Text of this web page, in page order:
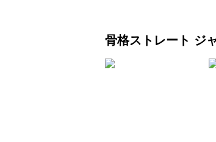
骨格ストレート ジ